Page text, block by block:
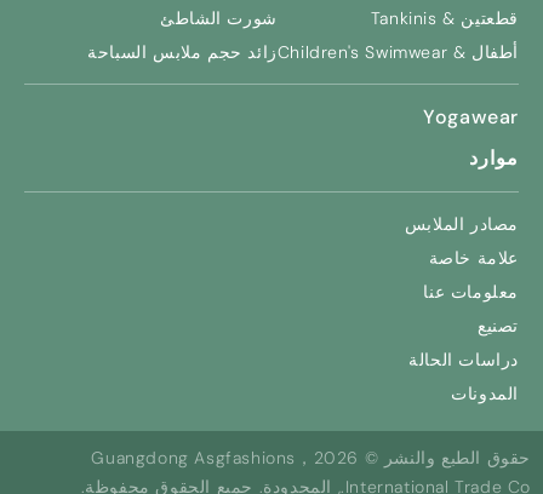
قطعتين & Tankinis
أطفال & Children's Swimwear
شورت الشاطئ
زائد حجم ملابس السباحة
Yogawear
موارد
مصادر الملابس
علامة خاصة
معلومات عنا
تصنيع
دراسات الحالة
المدونات
حقوق الطبع والنشر © 2026，Guangdong Asgfashions
International Trade Co., المحدودة. جميع الحقوق محفوظة.